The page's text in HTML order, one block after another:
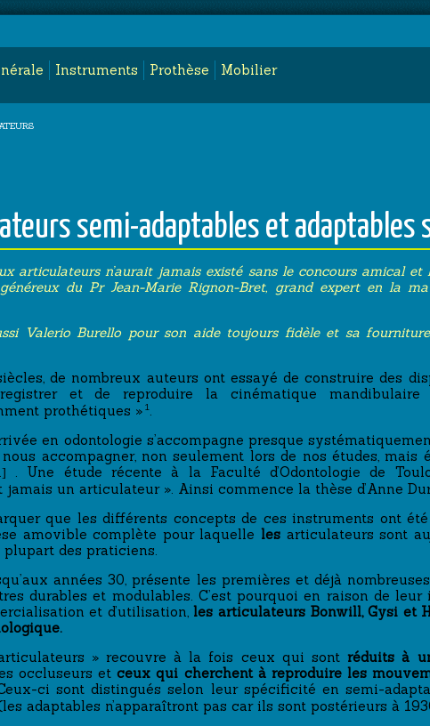
Instruments Prothèse Mobilier
semi-adaptables et adaptables
articulateurs n’aurait jamais existé sans le concours amical et
du Pr Jean-Marie Rignon-Bret, grand expert en la
Valerio Burello pour son aide toujours fidèle et sa
de nombreux auteurs ont essayé de construire des
et de reproduire la cinématique
prothétiques » 1.
en odontologie s’accompagne presque
accompagner, non seulement lors de nos études, mais
]
. Une étude récente à la Faculté d’Odontologie de
jamais un articulateur ». Ainsi commence la thèse d’Anne
que les différents concepts de ces instruments ont
amovible complète pour laquelle les articulateurs sont
des praticiens.
années 30, présente les premières et déjà
durables et modulables. C’est pourquoi en raison de
et d’utilisation,les articulateurs Bonwill, Gysi et
» recouvre à la fois ceux qui sontréduits à
occluseurs etceux qui cherchent à reproduire les
ci sont distingués selon leur spécificité en semi-
adaptables n’apparaîtront pas car ils sont postérieurs à